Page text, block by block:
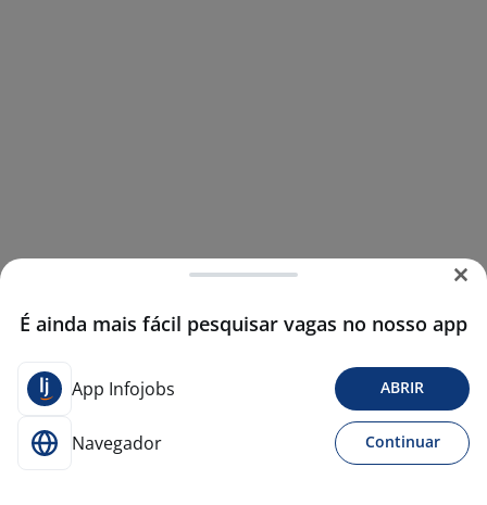
É ainda mais fácil pesquisar vagas no nosso app
App Infojobs ABRIR
Navegador Continuar